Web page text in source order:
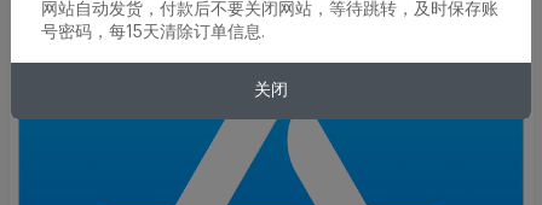
网站自动发货，付款后不要关闭网站，等待跳转，及时保存账
号密码，每15天清除订单信息.
关闭